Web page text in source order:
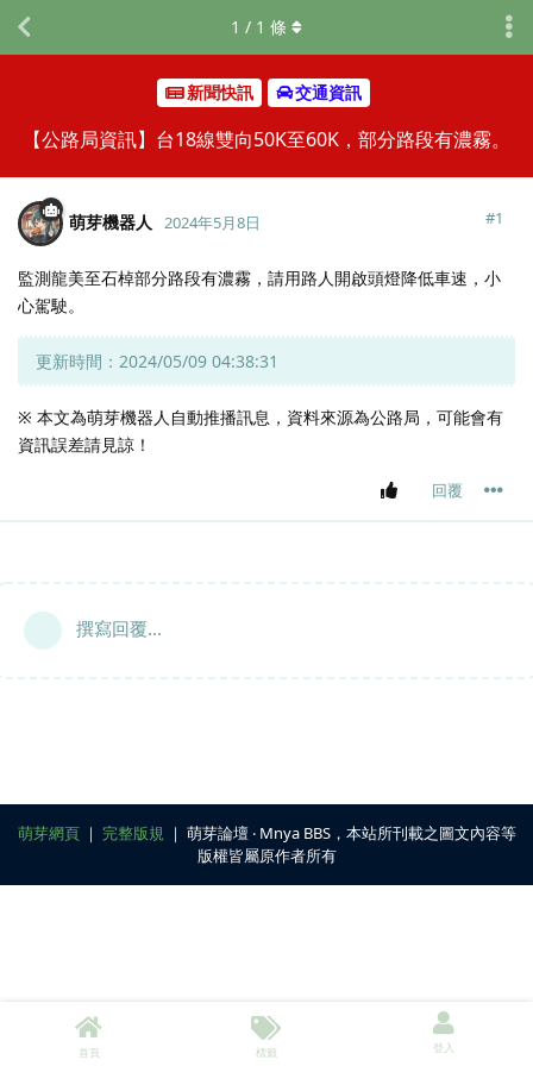
新聞快訊 交通資訊
【公路局資訊】台18線雙向50K至60K，部分路段有濃霧。
1 / 1 條
萌芽機器人 2024年5月8日 #1
監測龍美至石棹部分路段有濃霧，請用路人開啟頭燈降低車速，小
心駕駛。
更新時間：2024/05/09 04:38:31
※ 本文為萌芽機器人自動推播訊息，資料來源為公路局，可能會有
資訊誤差請見諒！
回覆
撰寫回覆...
萌芽網頁｜ 完整版規 ｜ 萌芽論壇 ‧ Mnya BBS，本站所刊載之圖文內容等
版權皆屬原作者所有
首頁 標籤 登入